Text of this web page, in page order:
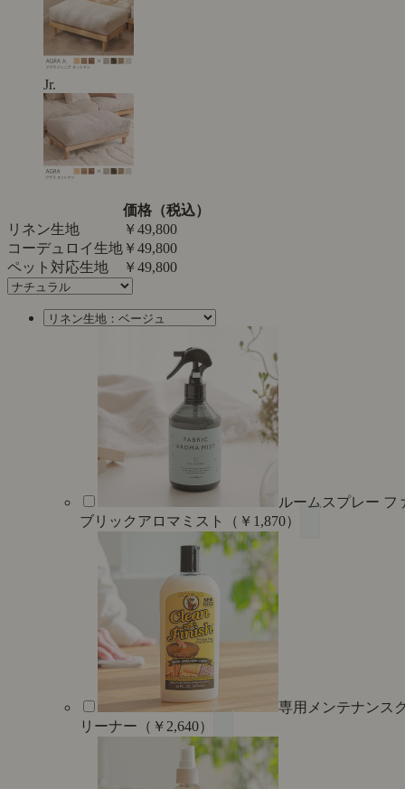
Jr.
価格（税込）
リネン生地
￥49,800
コーデュロイ生地 ￥49,800
ペット対応生地
￥49,800
ルームスプレー フ
ブリックアロマミスト（￥1,870）
専用メンテナンス
リーナー（￥2,640）